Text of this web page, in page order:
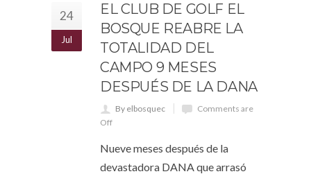
24
Jul
EL CLUB DE GOLF EL
BOSQUE REABRE LA
TOTALIDAD DEL
CAMPO 9 MESES
DESPUÉS DE LA DANA
By elbosquec
Comments are
Off
Nueve meses después de la
devastadora DANA que arrasó